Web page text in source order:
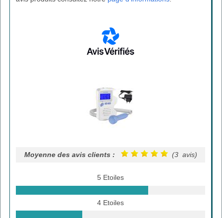
Moyenne des avis clients : (3 avis)
5 Etoiles
4 Etoiles